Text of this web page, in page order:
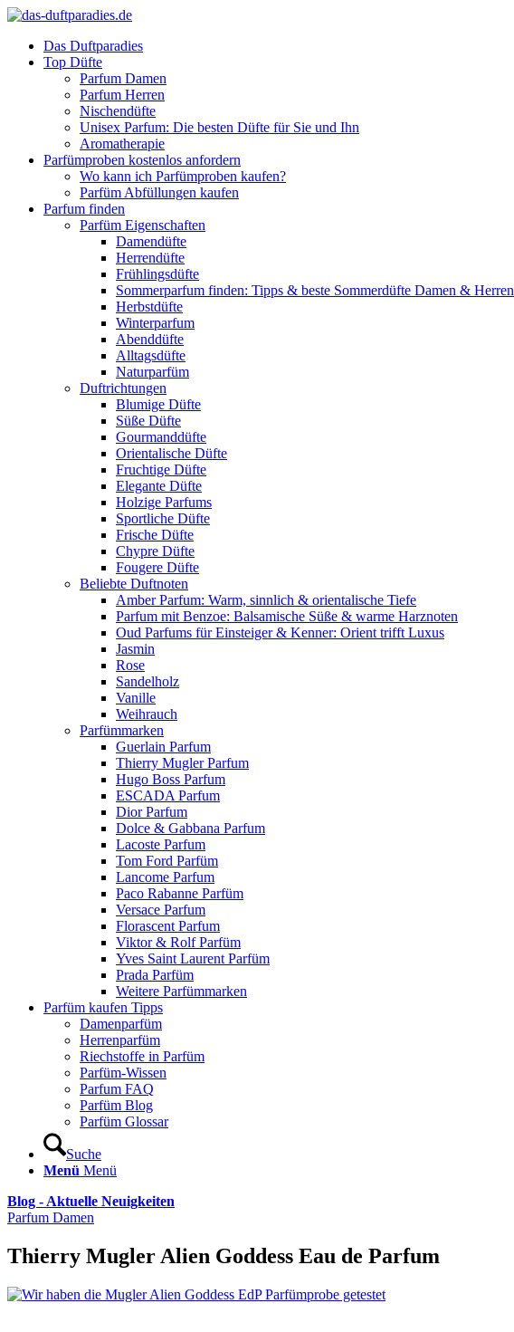
Das Duftparadies
Top Düfte
Parfum Damen
Parfum Herren
Nischendüfte
Unisex Parfum: Die besten Düfte für Sie und Ihn
Aromatherapie
Parfümproben kostenlos anfordern
Wo kann ich Parfümproben kaufen?
Parfüm Abfüllungen kaufen
Parfum finden
Parfüm Eigenschaften
Damendüfte
Herrendüfte
Frühlingsdüfte
Sommerparfum finden: Tipps & beste Sommerdüfte Damen & Herren
Herbstdüfte
Winterparfum
Abenddüfte
Alltagsdüfte
Naturparfüm
Duftrichtungen
Blumige Düfte
Süße Düfte
Gourmanddüfte
Orientalische Düfte
Fruchtige Düfte
Elegante Düfte
Holzige Parfums
Sportliche Düfte
Frische Düfte
Chypre Düfte
Fougere Düfte
Beliebte Duftnoten
Amber Parfum: Warm, sinnlich & orientalische Tiefe
Parfum mit Benzoe: Balsamische Süße & warme Harznoten
Oud Parfums für Einsteiger & Kenner: Orient trifft Luxus
Jasmin
Rose
Sandelholz
Vanille
Weihrauch
Parfümmarken
Guerlain Parfum
Thierry Mugler Parfum
Hugo Boss Parfum
ESCADA Parfum
Dior Parfum
Dolce & Gabbana Parfum
Lacoste Parfum
Tom Ford Parfüm
Lancome Parfum
Paco Rabanne Parfüm
Versace Parfum
Florascent Parfum
Viktor & Rolf Parfüm
Yves Saint Laurent Parfüm
Prada Parfüm
Weitere Parfümmarken
Parfüm kaufen Tipps
Damenparfüm
Herrenparfüm
Riechstoffe in Parfüm
Parfüm-Wissen
Parfum FAQ
Parfüm Blog
Parfüm Glossar
Suche
Menü Menü
Blog - Aktuelle Neuigkeiten
Parfum Damen
Thierry Mugler Alien Goddess Eau de Parfum